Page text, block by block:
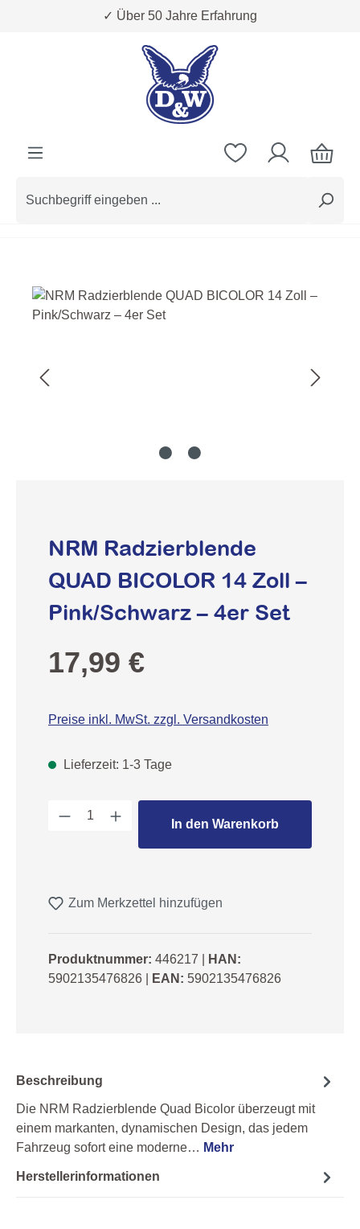
Zum Hauptinhalt springen✓ Über 50 Jahre Erfahrung
Bildergalerie überspringen
NRM Radzierblende
QUAD BICOLOR 14 Zoll –
Pink/Schwarz – 4er Set
Regulärer Preis:
17,99 €
Preise inkl. MwSt. zzgl. Versandkosten
Lieferzeit: 1-3 Tage
Produkt Anzahl: Gib den
In den Warenkorb
Zum Merkzettel hinzufügen
Produktnummer: 446217
HAN:
5902135476826
EAN: 5902135476826
Beschreibung
Die NRM Radzierblende Quad Bicolor überzeugt mit
einem markanten, dynamischen Design, das jedem
Fahrzeug sofort eine moderne… Mehr
Herstellerinformationen